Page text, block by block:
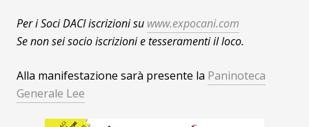
Per i Soci DACI iscrizioni su www.expocani.com
Se non sei socio iscrizioni e tesseramenti il loco.
Alla manifestazione sarà presente la Paninoteca
Generale Lee